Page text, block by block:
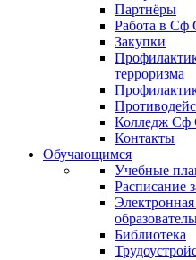
Партнёры
Работа в
Закупки
терроризма
Колледж
Контакты
Обучающимся
Учебные
Расписание
Библиотека